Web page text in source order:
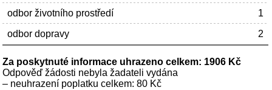
odbor životního prostředí
1
odbor dopravy
2
Za poskytnuté informace uhrazeno celkem: 1906 Kč
Odpověď žádosti nebyla žadateli vydána
– neuhrazení poplatku celkem: 80 Kč